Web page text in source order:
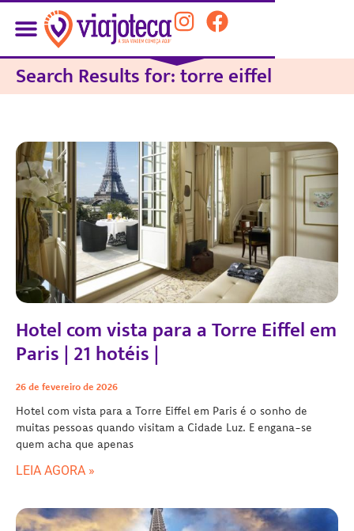
Search Results for: torre eiffel
Hotel com vista para a Torre Eiffel em
Paris | 21 hotéis |
26 de fevereiro de 2026
Hotel com vista para a Torre Eiffel em Paris é o sonho de
muitas pessoas quando visitam a Cidade Luz. E engana-se
quem acha que apenas
LEIA AGORA »